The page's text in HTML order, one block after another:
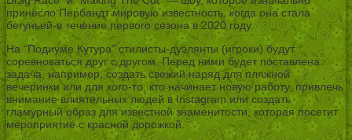
принесло Пербандт мировую известность, когда она стала
бегуньей-в течение первого сезона в 2020 году.
На “Подиуме Кутура” стилисты-дуэлянты (игроки) будут
соревноваться друг с другом. Перед ними будет поставлена
задача, например, создать свежий наряд для пляжной
вечеринки или для кого-то, кто начинает новую работу, привлечь
внимание влиятельных людей в Instagram или создать
гламурный образ для известной знаменитости, которая посетит
мероприятие с красной дорожкой.